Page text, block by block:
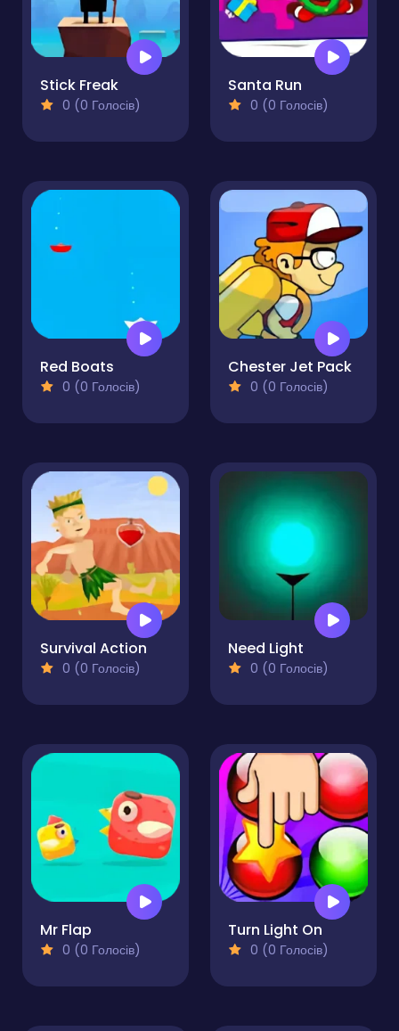
Stick Freak
0 (0 Голосів)
Santa Run
0 (0 Голосів)
Red Boats
0 (0 Голосів)
Chester Jet Pack
0 (0 Голосів)
Survival Action
0 (0 Голосів)
Need Light
0 (0 Голосів)
Mr Flap
0 (0 Голосів)
Turn Light On
0 (0 Голосів)